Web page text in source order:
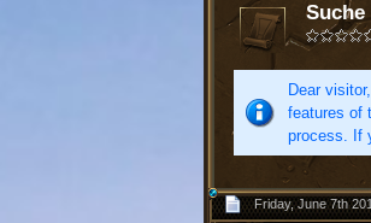
Suche
Dear
features of
process. If
Friday, June 7th